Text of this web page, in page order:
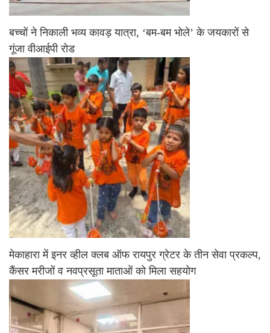
बच्चों ने निकाली भव्य कावड़ यात्रा, ‘बम-बम भोले’ के जयकारों से
गूंजा वीआईपी रोड
मेकाहारा में इनर व्हील क्लब ऑफ रायपुर ग्रेटर के तीन सेवा प्रकल्प,
कैंसर मरीजों व नवप्रसूता माताओं को मिला सहयोग